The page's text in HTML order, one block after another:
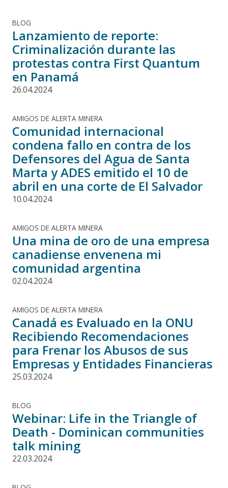
BLOG
Lanzamiento de reporte:
Criminalización durante las
protestas contra First Quantum
en Panamá
26.04.2024
AMIGOS DE ALERTA MINERA
Comunidad internacional
condena fallo en contra de los
Defensores del Agua de Santa
Marta y ADES emitido el 10 de
abril en una corte de El Salvador
10.04.2024
AMIGOS DE ALERTA MINERA
Una mina de oro de una empresa
canadiense envenena mi
comunidad argentina
02.04.2024
AMIGOS DE ALERTA MINERA
Canadá es Evaluado en la ONU
Recibiendo Recomendaciones
para Frenar los Abusos de sus
Empresas y Entidades Financieras
25.03.2024
BLOG
Webinar: Life in the Triangle of
Death - Dominican communities
talk mining
22.03.2024